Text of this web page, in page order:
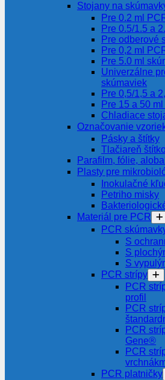
Stojany na
Pre 0.2 ml
Pre 0.5/1.5 a
Pre odberové
Pre 0,2 ml
Pre 5.0 ml
Univerzálne
skúmaviek
Pre 0,5/1,5 a
Pre 15 a 50
Chladiace
Označovanie
Pásky a štítky
Tlačiareň
Parafilm, fólie, alobal
Plasty pre
Inokulačné
Petriho misky
Materiál pre PCR
PCR
S
S
S
PCR strípy
PCR
profil
PCR
PCR
Gene®
PCR
PCR platničky